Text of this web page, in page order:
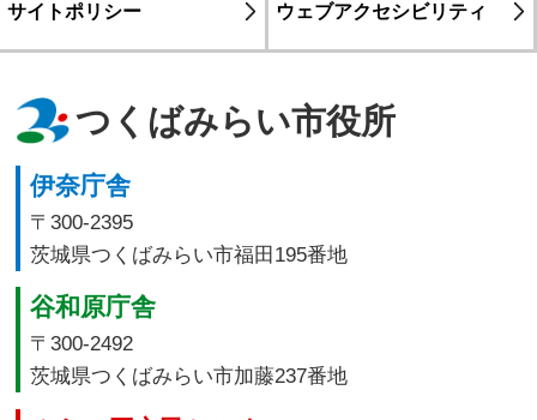
サイトポリシー ウェブアクセシビリティ
つくばみらい市役所
伊奈庁舎
〒300-2395
茨城県つくばみらい市福田195番地
谷和原庁舎
〒300-2492
茨城県つくばみらい市加藤237番地